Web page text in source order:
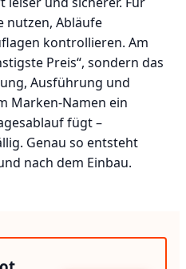
nutzen, Abläufe
kontrollieren. Am
Preis“, sondern das
Ausführung und
Marken-Namen ein
fügt –
Genau so entsteht
nach dem Einbau.